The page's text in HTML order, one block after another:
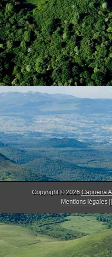
Copyright © 2026 Capoeira
Mentions légales||